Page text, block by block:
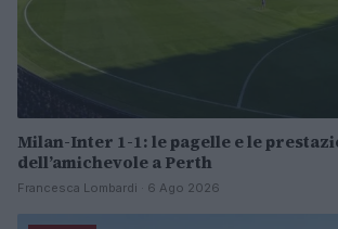
Milan-Inter 1-1: le pagelle e le
dell’amichevole a Perth
Francesca Lombardi · 6 Ago 2026